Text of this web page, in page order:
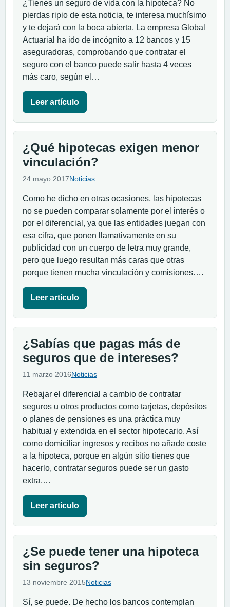
¿Tienes un seguro de vida con la hipoteca? No
pierdas ripio de esta noticia, te interesa muchísimo
y te dejará con la boca abierta. La empresa Global
Actuarial ha ido de incógnito a 12 bancos y 15
aseguradoras, comprobando que contratar el
seguro con el banco puede salir hasta 4 veces
más caro, según el…
Leer artículo
¿Qué hipotecas exigen menor
vinculación?
24 mayo 2017Noticias
Como he dicho en otras ocasiones, las hipotecas
no se pueden comparar solamente por el interés o
por el diferencial, ya que las entidades juegan con
esa cifra, que ponen llamativamente en su
publicidad con un cuerpo de letra muy grande,
pero que luego resultan más caras que otras
porque tienen mucha vinculación y comisiones….
Leer artículo
¿Sabías que pagas más de
seguros que de intereses?
11 marzo 2016Noticias
Rebajar el diferencial a cambio de contratar
seguros u otros productos como tarjetas, depósitos
o planes de pensiones es una práctica muy
habitual y extendida en el sector hipotecario. Así
como domiciliar ingresos y recibos no añade coste
a la hipoteca, porque en algún sitio tienes que
hacerlo, contratar seguros puede ser un gasto
extra,…
Leer artículo
¿Se puede tener una hipoteca
sin seguros?
13 noviembre 2015Noticias
Sí, se puede. De hecho los bancos contemplan